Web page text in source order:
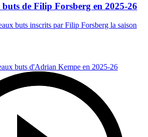
de Filip Forsberg en 2025-26
buts inscrits par Filip Forsberg la saison